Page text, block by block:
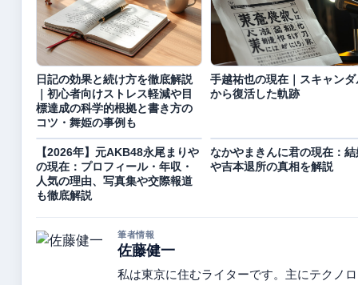
日記の効果と続け方を徹底解説
｜初心者向けストレス軽減や目
標達成の科学的根拠と書き方の
コツ・舞姫の事例も
手越祐也の現在｜スキャンダ
から復活した軌跡
【2026年】元AKB48永尾まりや
の現在：プロフィール・年収・
人気の理由、写真集や交際報道
も徹底解説
なかやまきんに君の現在：結
や吉本退所の真相を解説
筆者情報
佐藤健一
私は東京に住むライターです。主にテクノ